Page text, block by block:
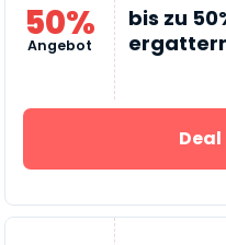
50%
Angebot
bis zu